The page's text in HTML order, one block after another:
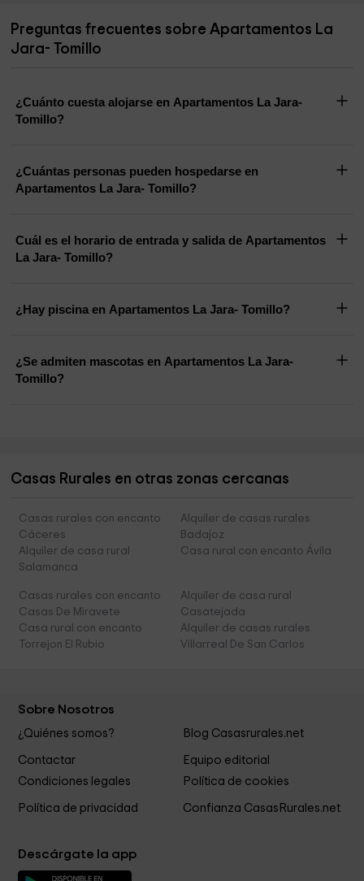
Preguntas frecuentes sobre Apartamentos La
Jara- Tomillo
¿Cuánto cuesta alojarse en Apartamentos La Jara-
Tomillo?
¿Cuántas personas pueden hospedarse en
Apartamentos La Jara- Tomillo?
Cuál es el horario de entrada y salida de Apartamentos
La Jara- Tomillo?
¿Hay piscina en Apartamentos La Jara- Tomillo?
¿Se admiten mascotas en Apartamentos La Jara-
Tomillo?
Casas Rurales en otras zonas cercanas
Casas rurales con encanto
Cáceres
Alquiler de casas rurales
Badajoz
Alquiler de casa rural
Salamanca
Casa rural con encanto Ávila
Casas rurales con encanto
Casas De Miravete
Alquiler de casa rural
Casatejada
Casa rural con encanto
Torrejon El Rubio
Alquiler de casas rurales
Villarreal De San Carlos
Sobre Nosotros
¿Quiénes somos? Blog Casasrurales.net
Contactar
Equipo editorial
Condiciones legales
Política de cookies
Política de privacidad Confianza CasasRurales.net
Descárgate la app